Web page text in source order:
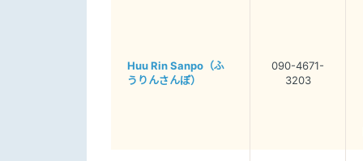
Huu Rin Sanpo（ふ
うりんさんぽ）
090-4671-
3203